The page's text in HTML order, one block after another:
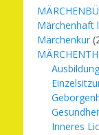
Märchenhaft
Märchenkur
Ausbildung
Inneres